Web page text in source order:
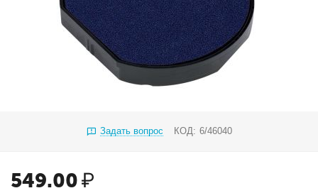
Задать вопрос КОД: 6/46040
549.00₽